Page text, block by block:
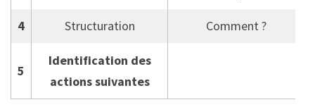
4 Structuration Comment ?
5
Identification des
actions suivantes